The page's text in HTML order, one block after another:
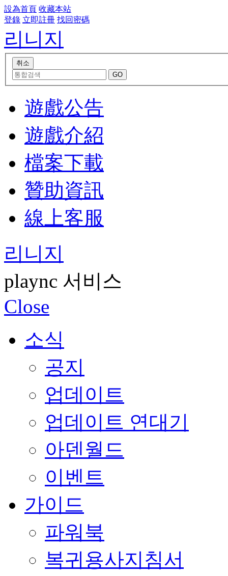
設為首頁 收藏本站
登錄 立即註冊 找回密碼
리니지
遊戲公告
遊戲介紹
檔案下載
贊助資訊
線上客服
리니지
plaync 서비스
Close
소식
공지
업데이트
업데이트 연대기
아덴월드
이벤트
가이드
파워북
복귀용사지침서